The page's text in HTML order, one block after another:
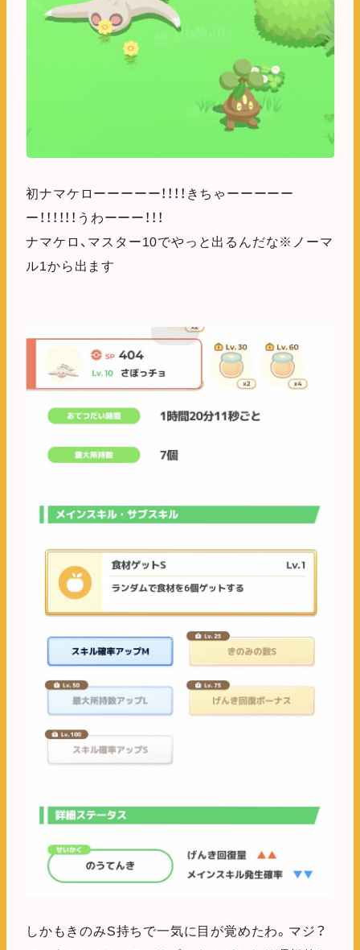
初ナマケローーーーー！！！！きちゃーーーーー
ー！！！！！！うわーーー！！！
ナマケロ、マスター10でやっと出るんだな※ノーマ
ル1から出ます
しかもきのみS持ちで一気に目が覚めたわ。マジ？